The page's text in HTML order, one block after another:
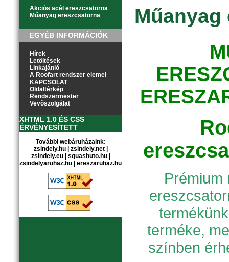
Akciós acél ereszcsatorna
Műanyag ereszcsatorna
EGYÉB INFORMÁCIÓK
Hírek
Letöltések
Linkajánló
A Roofart rendszer elemei
KAPCSOLAT
Oldaltérkép
Rendszermester
Vevőszolgálat
XHTML 1.0 ÉS CSS
ÉRVÉNYESÍTETT
További webáruházaink:
zsindely.hu| zsindely.net|
zsindely.eu| squashuto.hu|
zsindelyaruhaz.hu
ereszaruhaz.hu
Prémium
terméke,
színben